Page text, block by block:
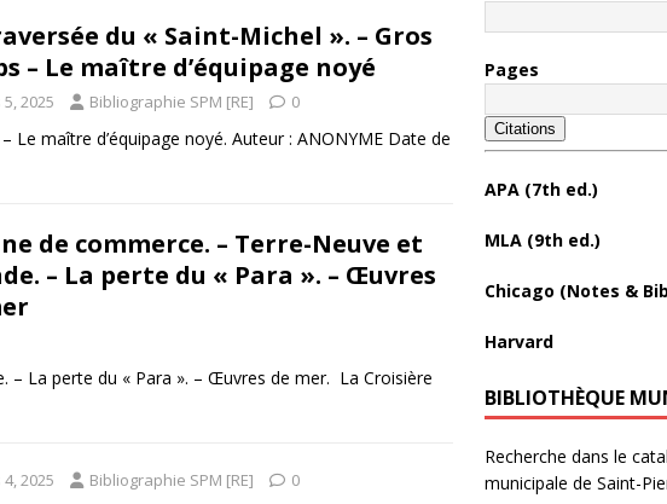
du « Saint-Michel ». – Gros
– Le maître d’équipage noyé
2025 Bibliographie SPM [RE] 0
Le maître d’équipage noyé. Auteur : ANONYME Date de
de commerce. – Terre-Neuve et
– La perte du « Para ». – Œuvres
– La perte du « Para ». – Œuvres de mer. La Croisière
2025 Bibliographie SPM [RE] 0
Pages
Citations
APA (7th ed.)
MLA (9th ed.)
Chicago (Notes &
Harvard
BIBLIOTHÈQUE
Recherche dans le
municipale de Saint-